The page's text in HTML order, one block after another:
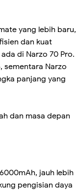
yang lebih baru,
dan kuat
di Narzo 70 Pro.
sementara Narzo
panjang yang
dan masa depan
jauh lebih
pengisian daya